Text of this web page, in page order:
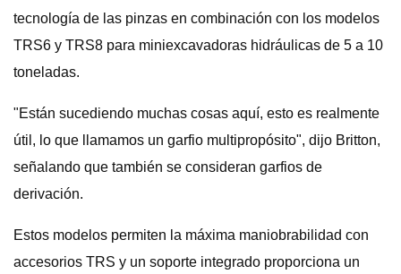
tecnología de las pinzas en combinación con los modelos
TRS6 y TRS8 para miniexcavadoras hidráulicas de 5 a 10
toneladas.
"Están sucediendo muchas cosas aquí, esto es realmente
útil, lo que llamamos un garfio multipropósito", dijo Britton,
señalando que también se consideran garfios de
derivación.
Estos modelos permiten la máxima maniobrabilidad con
accesorios TRS y un soporte integrado proporciona un